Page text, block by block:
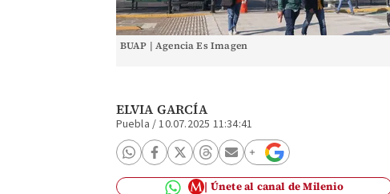
BUAP | Agencia Es Imagen
ELVIA GARCÍA
Puebla /10.07.2025 11:34:41
Únete al canal de Milenio